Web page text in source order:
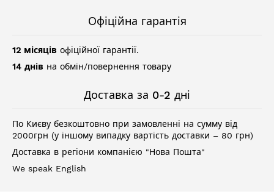
Офіційна гарантія
12 місяців офіційної гарантії.
14 днів на обмін/повернення товару
Доставка за 0-2 дні
По Києву безкоштовно при замовленні на сумму від
2000грн (у іншому випадку вартість доставки – 80 грн)
Доставка в регіони компанією "Нова Пошта"
We speak English